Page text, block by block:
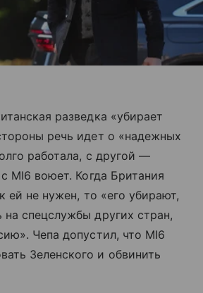
разведка «убирает
речь идет о «надежных
работала, с другой —
MI6 воюет. Когда Британия
ей не нужен, то «его убирают,
на спецслужбы других стран,
Чепа допустил, что MI6
Зеленского и обвинить